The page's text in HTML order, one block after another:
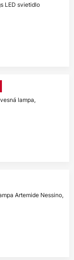
LED svietidlo
lampa,
Artemide Nessino,